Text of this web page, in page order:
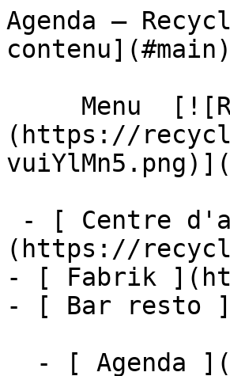
Agenda –
(https://
(https://
- [ Fabrik
- [ Bar resto